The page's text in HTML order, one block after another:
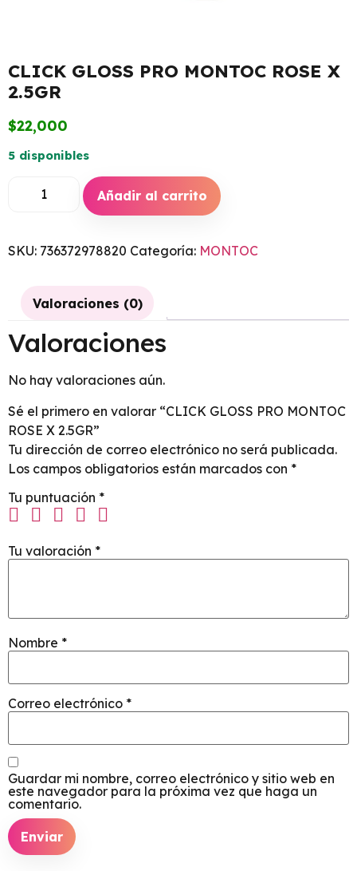
CLICK GLOSS PRO MONTOC ROSE X
2.5GR
$22,000
5 disponibles
Añadir al carrito
SKU: 736372978820 Categoría: MONTOC
Valoraciones (0)
Valoraciones
No hay valoraciones aún.
Sé el primero en valorar “CLICK GLOSS PRO MONTOC
ROSE X 2.5GR”
Tu dirección de correo electrónico no será publicada.
Los campos obligatorios están marcados con *
Tu puntuación *
Tu valoración *
Nombre *
Correo electrónico *
Guardar mi nombre, correo electrónico y sitio web en
este navegador para la próxima vez que haga un
comentario.